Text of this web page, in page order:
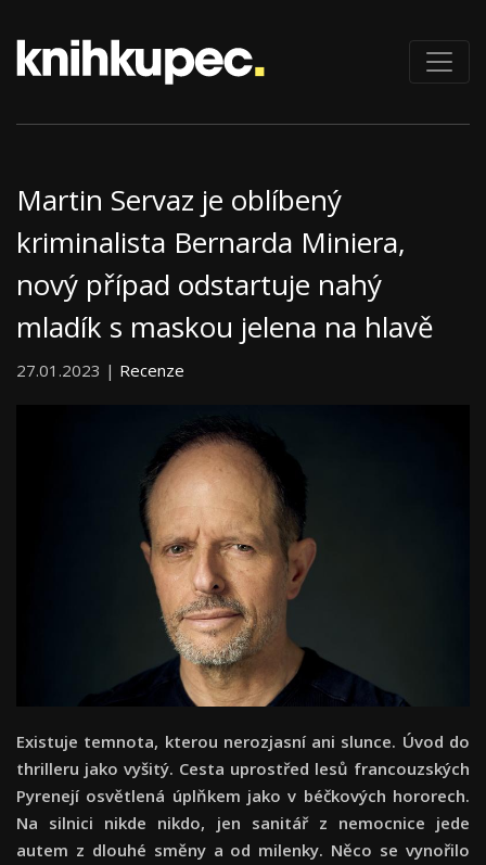
Martin Servaz je oblíbený
kriminalista Bernarda Miniera,
nový případ odstartuje nahý
mladík s maskou jelena na hlavě
27.01.2023 | Recenze
Existuje temnota, kterou nerozjasní ani slunce. Úvod do
thrilleru jako vyšitý. Cesta uprostřed lesů francouzských
Pyrenejí osvětlená úplňkem jako v béčkových hororech.
Na silnici nikde nikdo, jen sanitář z nemocnice jede
autem z dlouhé směny a od milenky. Něco se vynořilo